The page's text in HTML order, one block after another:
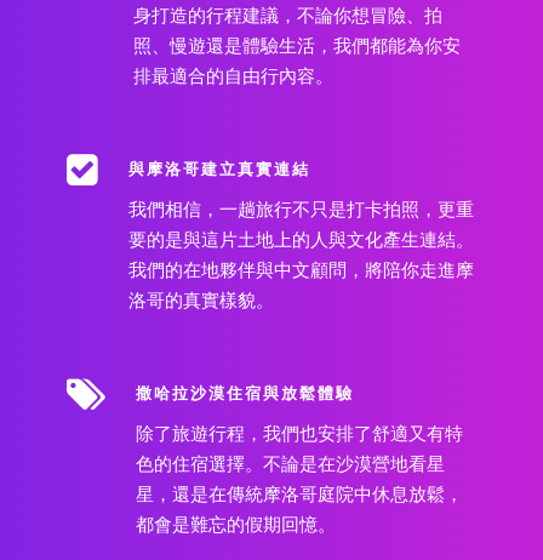
身打造的行程建議，不論你想冒險、拍
照、慢遊還是體驗生活，我們都能為你安
排最適合的自由行內容。
與摩洛哥建立真實連結
我們相信，一趟旅行不只是打卡拍照，更重
要的是與這片土地上的人與文化產生連結。
我們的在地夥伴與中文顧問，將陪你走進摩
洛哥的真實樣貌。
撒哈拉沙漠住宿與放鬆體驗
除了旅遊行程，我們也安排了舒適又有特
色的住宿選擇。不論是在沙漠營地看星
星，還是在傳統摩洛哥庭院中休息放鬆，
都會是難忘的假期回憶。